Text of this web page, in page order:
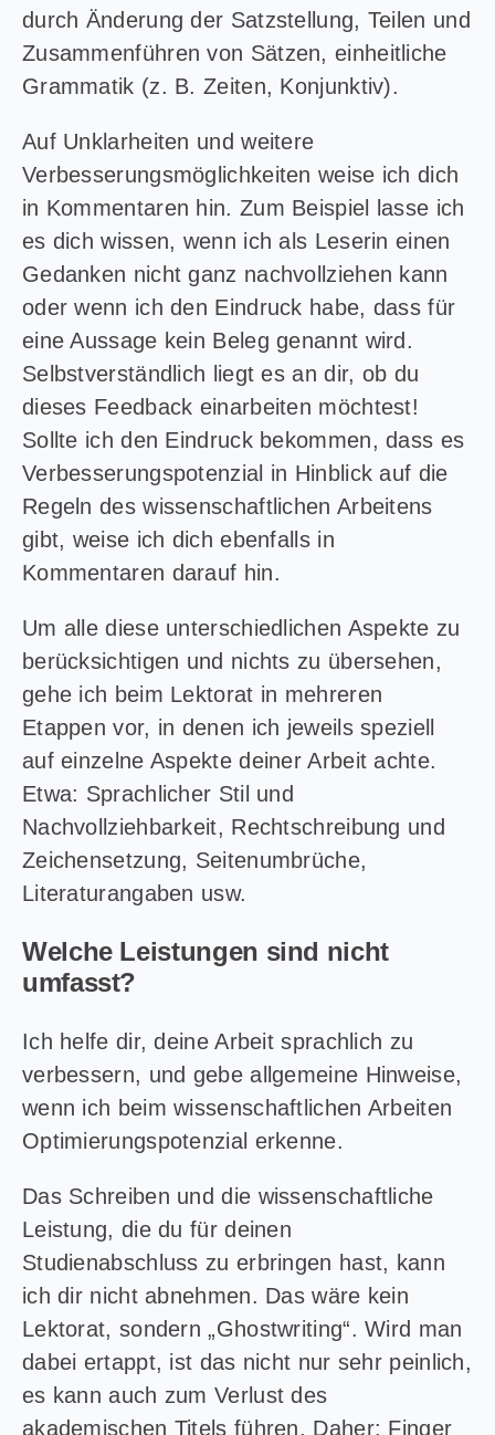
durch Änderung der Satzstellung, Teilen und
Zusammenführen von Sätzen, einheitliche
Grammatik (z. B. Zeiten, Konjunktiv).
Auf Unklarheiten und weitere
Verbesserungsmöglichkeiten weise ich dich
in Kommentaren hin. Zum Beispiel lasse ich
es dich wissen, wenn ich als Leserin einen
Gedanken nicht ganz nachvollziehen kann
oder wenn ich den Eindruck habe, dass für
eine Aussage kein Beleg genannt wird.
Selbstverständlich liegt es an dir, ob du
dieses Feedback einarbeiten möchtest!
Sollte ich den Eindruck bekommen, dass es
Verbesserungspotenzial in Hinblick auf die
Regeln des wissenschaftlichen Arbeitens
gibt, weise ich dich ebenfalls in
Kommentaren darauf hin.
Um alle diese unterschiedlichen Aspekte zu
berücksichtigen und nichts zu übersehen,
gehe ich beim Lektorat in mehreren
Etappen vor, in denen ich jeweils speziell
auf einzelne Aspekte deiner Arbeit achte.
Etwa: Sprachlicher Stil und
Nachvollziehbarkeit, Rechtschreibung und
Zeichensetzung, Seitenumbrüche,
Literaturangaben usw.
Welche Leistungen sind nicht
umfasst?
Ich helfe dir, deine Arbeit sprachlich zu
verbessern, und gebe allgemeine Hinweise,
wenn ich beim wissenschaftlichen Arbeiten
Optimierungspotenzial erkenne.
Das Schreiben und die wissenschaftliche
Leistung, die du für deinen
Studienabschluss zu erbringen hast, kann
ich dir nicht abnehmen. Das wäre kein
Lektorat, sondern „Ghostwriting“. Wird man
dabei ertappt, ist das nicht nur sehr peinlich,
es kann auch zum Verlust des
akademischen Titels führen. Daher: Finger